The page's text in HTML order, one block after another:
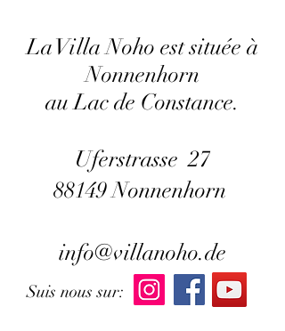
La Villa Noho est située à
Nonnenhorn
au Lac de Constance.
Uferstrasse 27
88149 Nonnenhorn
info@villanoho.de
Suis nous sur: